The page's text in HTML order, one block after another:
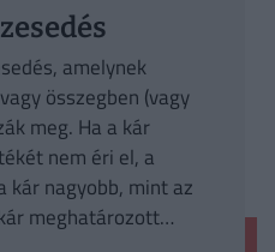
amelynek
összegben (vagy
meg. Ha a kár
nem éri el, a
kár nagyobb, mint az
meghatározott